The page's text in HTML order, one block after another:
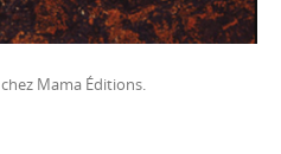
chez Mama Éditions.